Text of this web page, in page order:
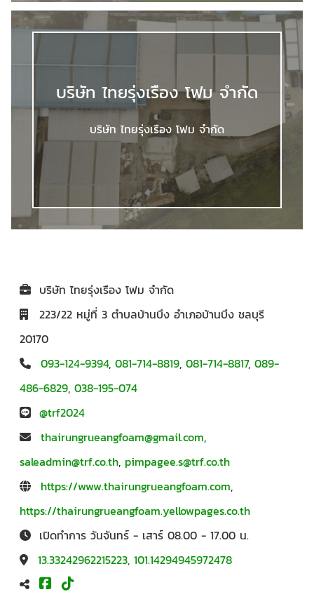
บริษัท ไทยรุ่งเรือง โฟม จำกัด
บริษัท ไทยรุ่งเรือง โฟม จำกัด
บริษัท ไทยรุ่งเรือง โฟม จำกัด
223/22 หมู่ที่ 3 ตำบลบ้านบึง อำเภอบ้านบึง ชลบุรี
20170
093-124-9394, 081-714-8819, 081-714-8817, 089-
486-6829, 038-195-074
@trf2024
thairungrueangfoam@gmail.com,
saleadmin@trf.co.th, pimpagee.s@trf.co.th
https://www.thairungrueangfoam.com,
https://thairungrueangfoam.yellowpages.co.th
เปิดทำการ วันจันทร์ - เสาร์ 08.00 - 17.00 น.
13.33242962215223, 101.14294945972478